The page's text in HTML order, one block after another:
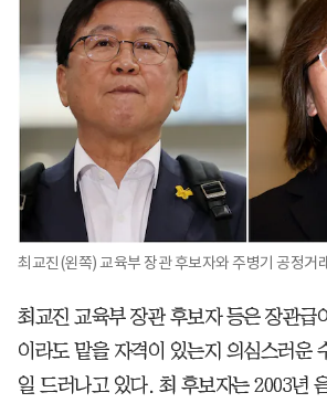
최교진(왼쪽) 교육부 장관 후보자와 주병기 공정거
최교진 교육부 장관 후보자 등은 장관급
이라도 맡을 자격이 있는지 의심스러운
일 드러나고 있다. 최 후보자는 2003년